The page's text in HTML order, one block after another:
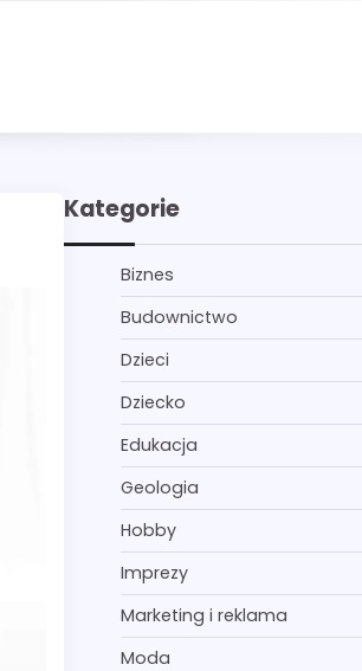
Kategorie
Biznes
Budownictwo
Dzieci
Dziecko
Edukacja
Geologia
Hobby
Imprezy
Marketing i reklama
Moda